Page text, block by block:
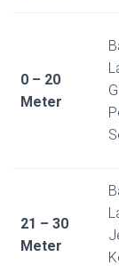
0 – 20
Meter
21 – 30
Meter